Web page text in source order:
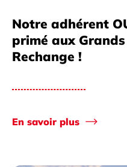
Notre adhérent
primé aux
Rechange !
En savoir plus